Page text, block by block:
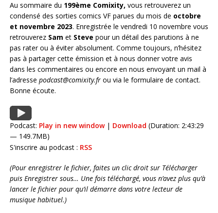
Au sommaire du 199ème Comixity, vous retrouverez un
condensé des sorties comics VF parues du mois de octobre
et novembre 2023. Enregistrée le vendredi 10 novembre vous
retrouverez Sam et Steve pour un détail des parutions à ne
pas rater ou à éviter absolument. Comme toujours, n’hésitez
pas à partager cette émission et à nous donner votre avis
dans les commentaires ou encore en nous envoyant un mail à
l’adresse podcast@comixity.fr ou via le formulaire de contact.
Bonne écoute.
Podcast: Play in new window| Download (Duration: 2:43:29
— 149.7MB)
S'inscrire au podcast : RSS
(Pour enregistrer le fichier, faites un clic droit sur Télécharger
puis Enregistrer sous… Une fois téléchargé, vous n’avez plus qu’à
lancer le fichier pour qu’il démarre dans votre lecteur de
musique habituel.)